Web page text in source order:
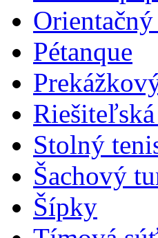
Orientačný
Pétanque
Stolný
Šachový
Šípky